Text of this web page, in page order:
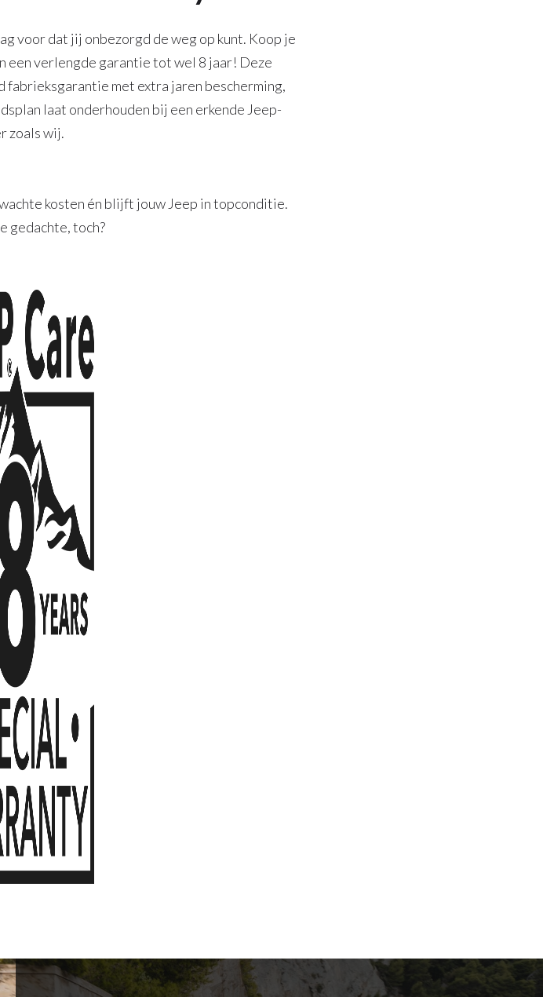
voor dat jij onbezorgd de weg op kunt. Koop je
een verlengde garantie tot wel 8 jaar! Deze
met extra jaren bescherming,
laat onderhouden bij een erkende Jeep-
zoals wij.
kosten én blijft jouw Jeep in topconditie.
gedachte, toch?